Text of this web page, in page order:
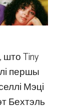
Tiny
першы
Мэці
Бехтэль